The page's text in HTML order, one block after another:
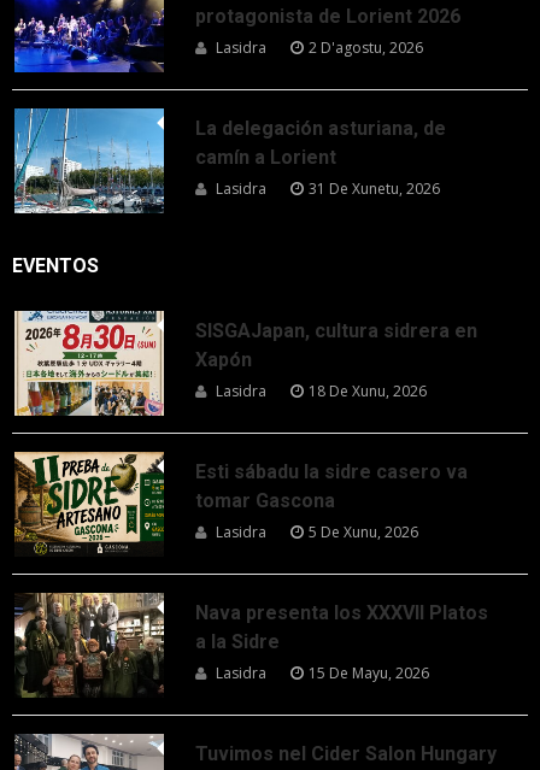
protagonista de Lorient 2026
Lasidra 2 D'agostu, 2026
La delegación asturiana, de
camín a Lorient
Lasidra 31 De Xunetu, 2026
EVENTOS
SISGAJapan, cultura sidrera en
Xapón
Lasidra 18 De Xunu, 2026
Esti sábadu la sidre casero va
tomar Gascona
Lasidra 5 De Xunu, 2026
Nava presenta los XXXVII Platos
a la Sidre
Lasidra 15 De Mayu, 2026
Tuvimos nel Cider Salon Hungary